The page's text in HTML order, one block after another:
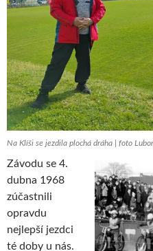
Na Klíši se jezdila plochá dráha | foto
Závodu se 4.
dubna 1968
zúčastnili
opravdu
nejlepší jezdci
té doby u nás.